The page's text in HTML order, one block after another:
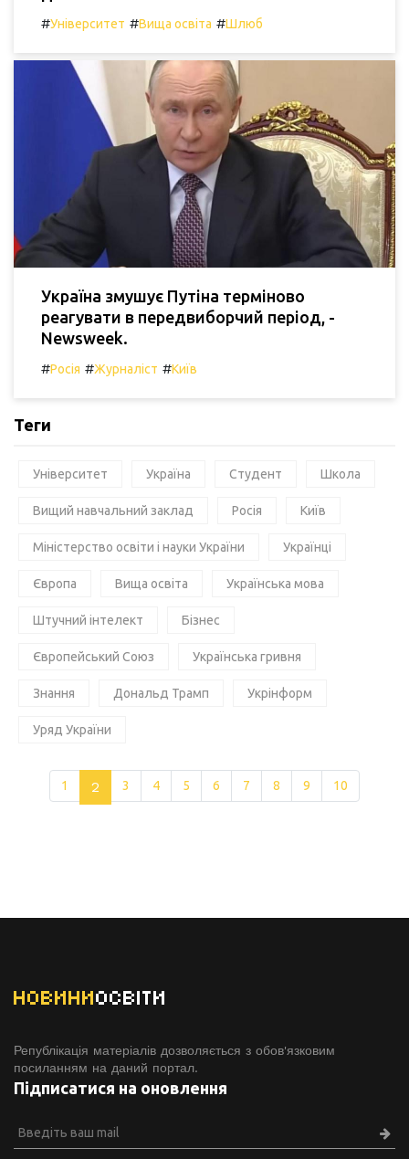
#Університет #Вища освіта #Шлюб
Україна змушує Путіна терміново
реагувати в передвиборчий період, -
Newsweek.
#Росія #Журналіст #Київ
Теги
Університет Україна Студент Школа
Вищий навчальний заклад Росія Київ
Міністерство освіти і науки України Українці
Європа Вища освіта Українська мова
Штучний інтелект Бізнес
Європейський Союз Українська гривня
Знання Дональд Трамп Укрінформ
Уряд України
1 2 3 4 5 6 7 8 9 10
НОВИНИОСВІТИ
Републікація матеріалів дозволяється з обов'язковим
посиланням на даний портал.
Підписатися на оновлення